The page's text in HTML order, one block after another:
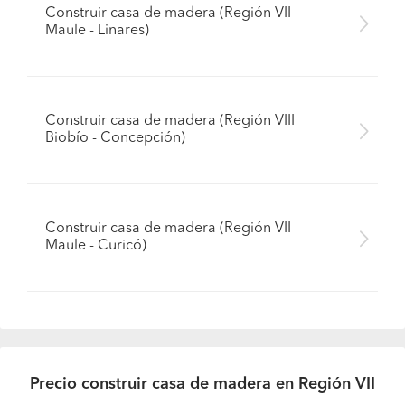
Construir casa de madera (Región VII
Maule - Linares)
Construir casa de madera (Región VIII
Biobío - Concepción)
Construir casa de madera (Región VII
Maule - Curicó)
Precio construir casa de madera en Región VII